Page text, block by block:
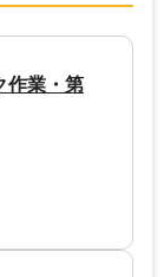
作業・第